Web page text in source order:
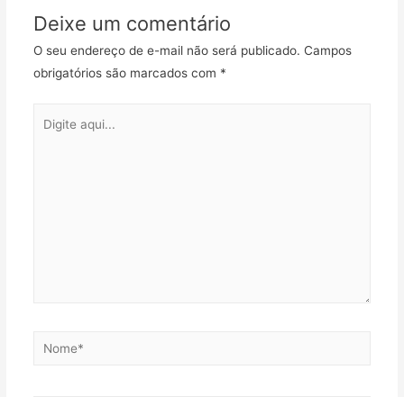
Deixe um comentário
O seu endereço de e-mail não será publicado. Campos
obrigatórios são marcados com *